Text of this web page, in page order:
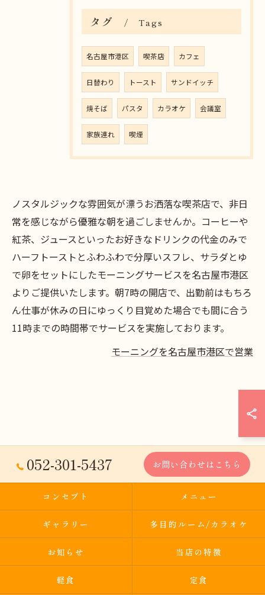
タグ Tags
名古屋市港区 喫茶店 カフェ
日替わり トースト サンドイッチ
焼そば パスタ カラオケ 会議室
家族連れ 喫煙
ノスタルジックな雰囲気が漂うお洒落な喫茶店で、非日
常を感じながら優雅な朝を過ごしませんか。コーヒーや
紅茶、ジュースといったお好きなドリンクの代金のみで
ハーフトーストとふわふわで分厚いスフレ、サラダとゆ
で卵をセットにしたモーニングサービスを名古屋市港区
よりご提供いたします。朝7時の開店で、出勤前はもちろ
ん仕事が休みの日にゆっくり目覚めた場合でも間に合う
11時までの時間帯でサービスを実施しております。
モーニングを名古屋市港区で営業
052-301-5437 お問い合わせはこちら
コンセプト メニュー
ギャラリー 多目的ルーム/カラオケ
お知らせ 当店の特徴
軽食 定食